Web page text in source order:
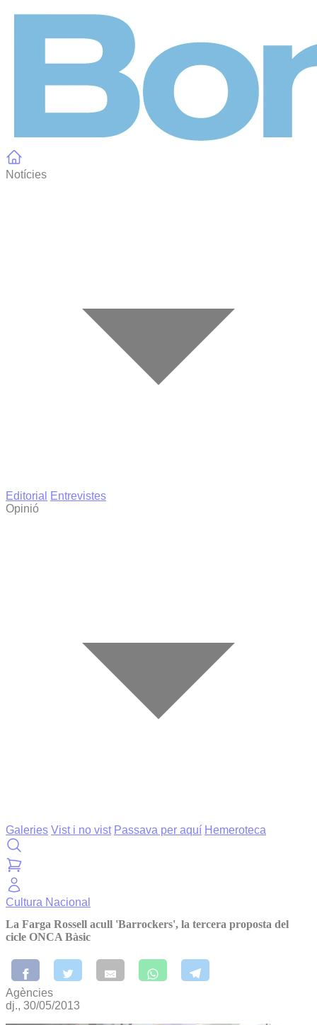
Notícies
Editorial
Entrevistes
Opinió
Galeries Vist i no vist Passava per aquí Hemeroteca
Cultura Nacional
La Farga Rossell acull 'Barrockers', la tercera proposta del
cicle ONCA Bàsic
Agències
dj., 30/05/2013